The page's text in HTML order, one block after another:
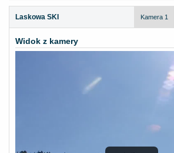
Laskowa SKI Kamera 1
Widok z kamery